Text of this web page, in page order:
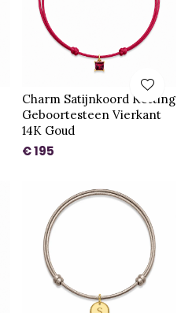
Charm Satijnkoord Ketting
Geboortesteen Vierkant
14K Goud
€ 195